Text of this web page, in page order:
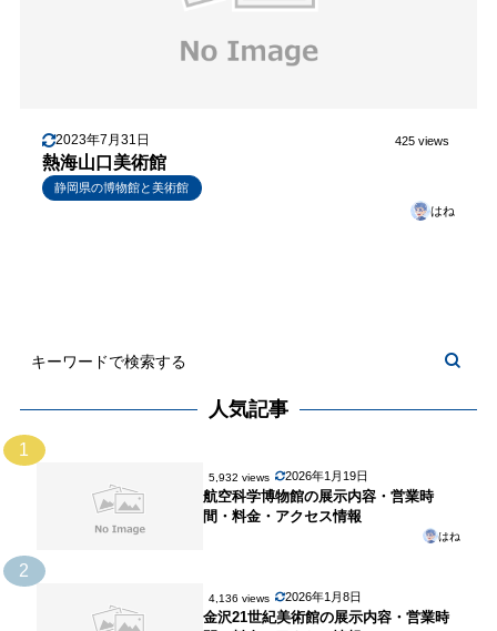
2023年7月31日 425 views
熱海山口美術館
静岡県の博物館と美術館
はね
人気記事
1
5,932 views 2026年1月19日
航空科学博物館の展示内容・営業時
間・料金・アクセス情報
はね
2
4,136 views 2026年1月8日
金沢21世紀美術館の展示内容・営業時